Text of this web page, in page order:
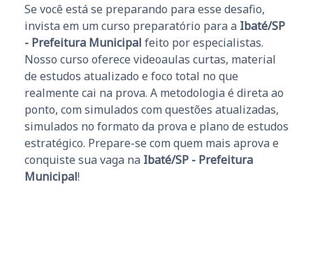
Se você está se preparando para esse desafio,
invista em um curso preparatório para a Ibaté/SP
- Prefeitura Municipal feito por especialistas.
Nosso curso oferece videoaulas curtas, material
de estudos atualizado e foco total no que
realmente cai na prova. A metodologia é direta ao
ponto, com simulados com questões atualizadas,
simulados no formato da prova e plano de estudos
estratégico. Prepare-se com quem mais aprova e
conquiste sua vaga na Ibaté/SP - Prefeitura
Municipal!